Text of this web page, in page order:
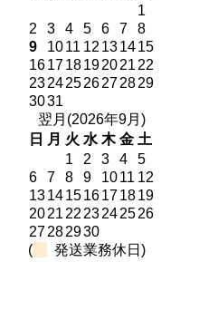
1
2
3 4 5 6 7
8
9
1011 12 131415
161718192021 22
23242526272829
3031
翌月(2026年9月)
日
月 火 水 木 金 土
1
2 3 4
5
6
7 8 9 1011 12
13141516171819
2021 22 23242526
27282930
(
発送業務休日)